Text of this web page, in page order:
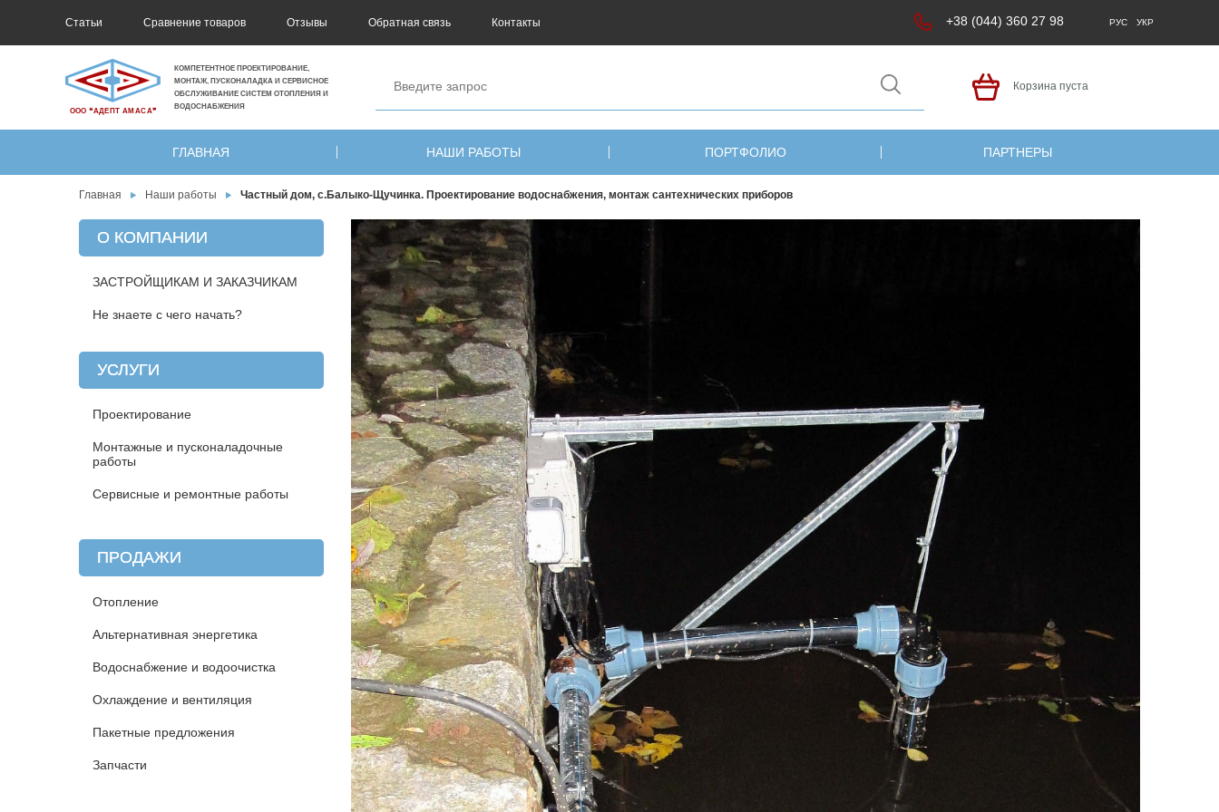
Статьи Сравнение товаров Отзывы Обратная связь Контакты +38 (044) 360 27 98 РУС УКР
ООО ❝АДЕПТ АМАСА❞
КОМПЕТЕНТНОЕ ПРОЕКТИРОВАНИЕ,
МОНТАЖ, ПУСКОНАЛАДКА И СЕРВИСНОЕ
ОБСЛУЖИВАНИЕ СИСТЕМ ОТОПЛЕНИЯ И
ВОДОСНАБЖЕНИЯ
Корзина пуста
ГЛАВНАЯ НАШИ РАБОТЫ ПОРТФОЛИО ПАРТНЕРЫ
Главная Наши работы Частный дом, с.Балыко-Щучинка. Проектирование водоснабжения, монтаж сантехнических приборов
О КОМПАНИИ
ЗАСТРОЙЩИКАМ И ЗАКАЗЧИКАМ
Не знаете с чего начать?
УСЛУГИ
Проектирование
Монтажные и пусконаладочные
работы
Сервисные и ремонтные работы
ПРОДАЖИ
Отопление
Альтернативная энергетика
Водоснабжение и водоочистка
Охлаждение и вентиляция
Пакетные предложения
Запчасти